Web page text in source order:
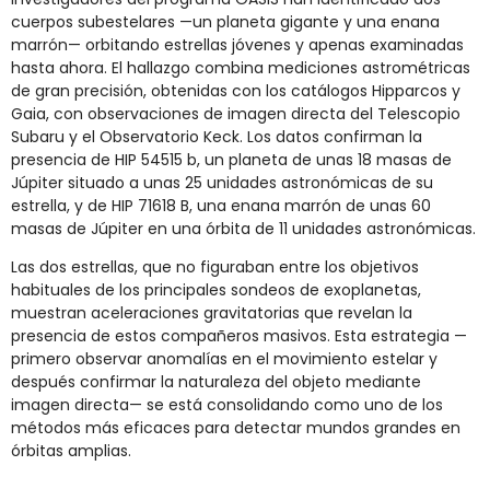
cuerpos subestelares —un planeta gigante y una enana
marrón— orbitando estrellas jóvenes y apenas examinadas
hasta ahora. El hallazgo combina mediciones astrométricas
de gran precisión, obtenidas con los catálogos Hipparcos y
Gaia, con observaciones de imagen directa del Telescopio
Subaru y el Observatorio Keck. Los datos confirman la
presencia de HIP 54515 b, un planeta de unas 18 masas de
Júpiter situado a unas 25 unidades astronómicas de su
estrella, y de HIP 71618 B, una enana marrón de unas 60
masas de Júpiter en una órbita de 11 unidades astronómicas.
Las dos estrellas, que no figuraban entre los objetivos
habituales de los principales sondeos de exoplanetas,
muestran aceleraciones gravitatorias que revelan la
presencia de estos compañeros masivos. Esta estrategia —
primero observar anomalías en el movimiento estelar y
después confirmar la naturaleza del objeto mediante
imagen directa— se está consolidando como uno de los
métodos más eficaces para detectar mundos grandes en
órbitas amplias.